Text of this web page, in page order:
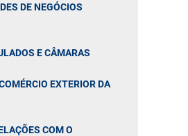
DE NEGÓCIOS
E CÂMARAS
EXTERIOR DA
COM O